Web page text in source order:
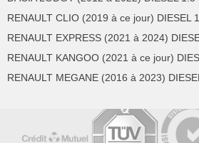
RENAULT CLIO (2019 à ce jour) DIESEL
RENAULT EXPRESS (2021 à 2024)
RENAULT KANGOO (2021 à ce jour)
RENAULT MEGANE (2016 à 2023)